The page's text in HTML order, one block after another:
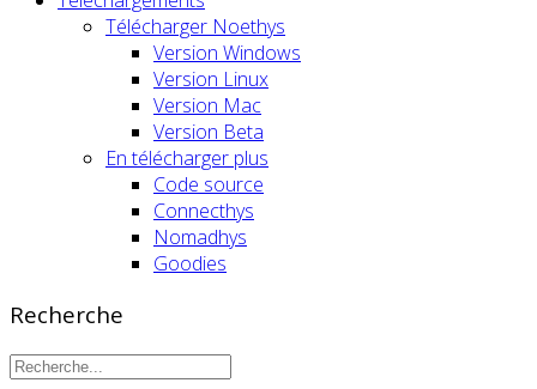
Télécharger Noethys
Version Windows
Version Linux
Version Mac
Version Beta
En télécharger plus
Code source
Connecthys
Nomadhys
Goodies
Recherche